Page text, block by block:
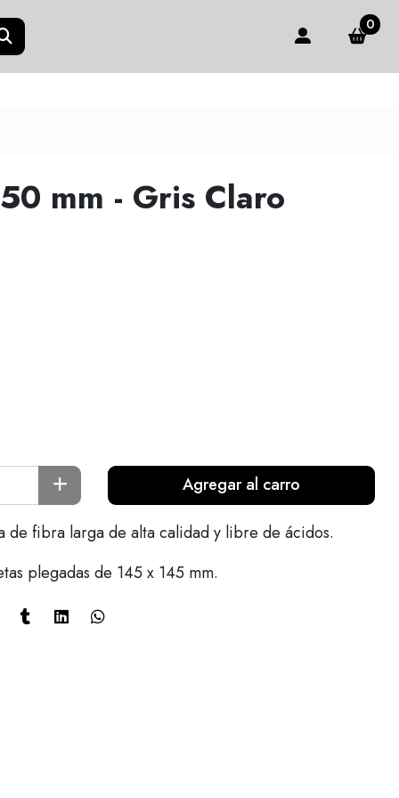
0
mm - Gris Claro
Agregar al carro
de fibra larga de alta calidad y libre de ácidos.
plegadas de 145 x 145 mm.